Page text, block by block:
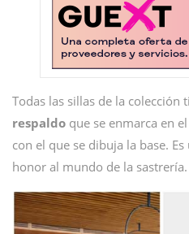
Todas las sillas de la colección
respaldo que se enmarca en
con el que se dibuja la base.
honor al mundo de la sastrería.